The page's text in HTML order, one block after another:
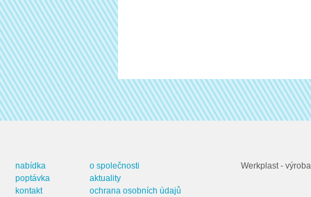
nabídka
poptávka
kontakt
o společnosti
aktuality
ochrana osobních údajů
Werkplast -